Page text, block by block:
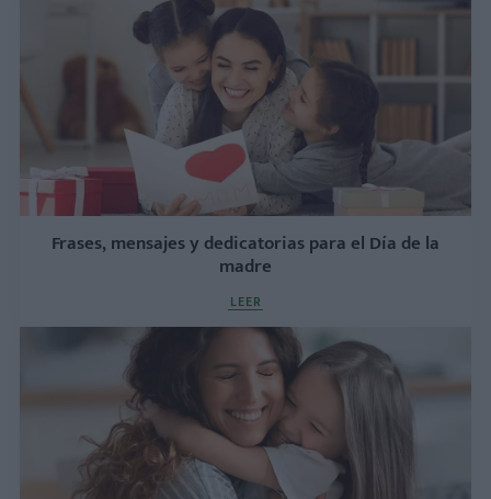
Frases, mensajes y dedicatorias para el Día de la
madre
LEER